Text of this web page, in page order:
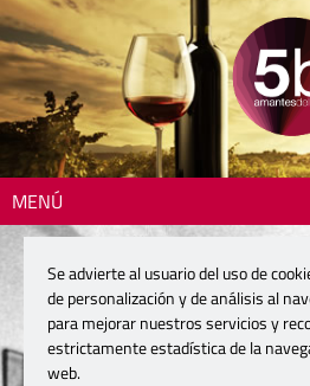
MENÚ
Se advierte al usuario del uso de
de personalización y de análisis al
para mejorar nuestros servicios y
estrictamente estadística de la
web.